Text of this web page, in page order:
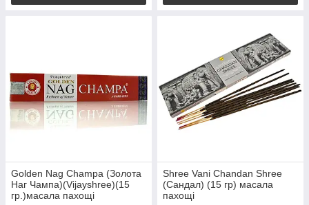
Golden Nag Champa (Золота
Наг Чампа)(Vijayshree)(15
гр.)масала пахощі
Shree Vani Chandan Shree
(Сандал) (15 гр) масала
пахощі